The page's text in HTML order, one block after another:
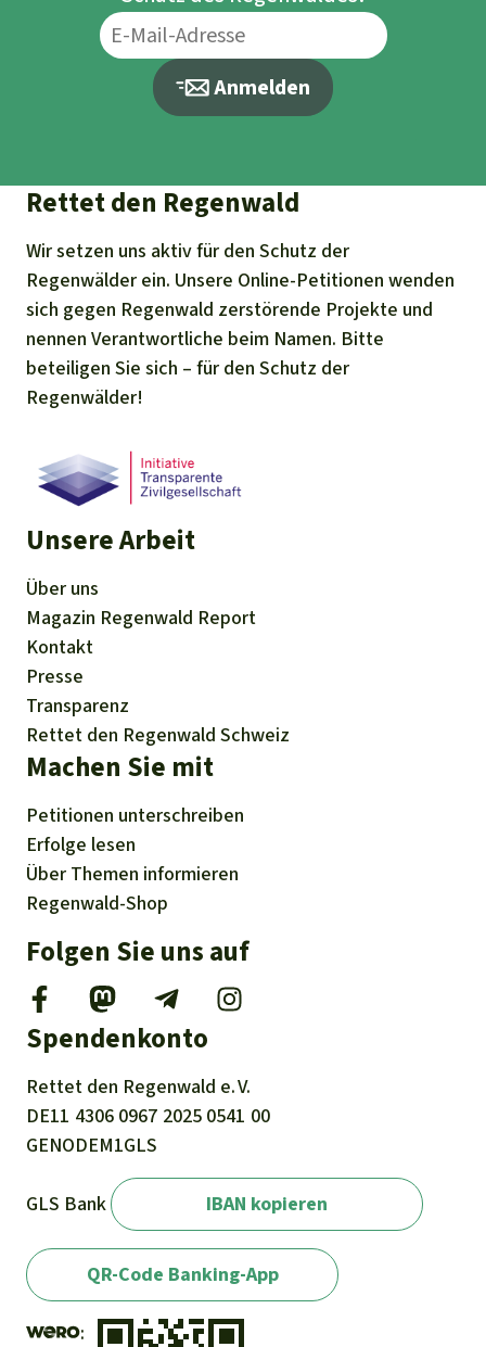
Anmelden
Rettet den Regenwald
Wir setzen uns aktiv für den Schutz der
Regenwälder ein. Unsere Online-Petitionen wenden
sich gegen Regenwald zerstörende Projekte und
nennen Verantwortliche beim Namen. Bitte
beteiligen Sie sich – für den Schutz der
Regenwälder!
Unsere Arbeit
Über uns
Magazin Regenwald Report
Kontakt
Presse
Transparenz
Rettet den Regenwald Schweiz
Machen Sie mit
Petitionen unterschreiben
Erfolge lesen
Über Themen informieren
Regenwald-Shop
Folgen Sie uns auf
Spendenkonto
Rettet den Regenwald e. V.
DE11 4306 0967 2025 0541 00
GENODEM1GLS
GLS Bank IBAN kopieren
QR-Code Banking-App